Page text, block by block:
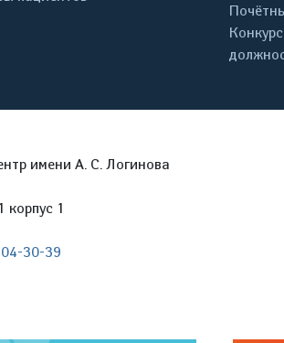
имени А. С. Логинова
корпус 1
30-39